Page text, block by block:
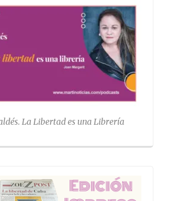
La Libertad es una Librería